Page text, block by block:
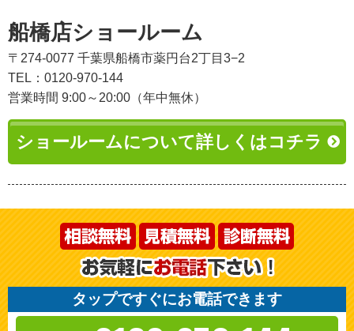
船橋店ショールーム
〒274-0077 千葉県船橋市薬円台2丁目3−2
TEL：0120-970-144
営業時間 9:00～20:00（年中無休）
ショールームについて詳しくはコチラ
タップですぐにお電話できます